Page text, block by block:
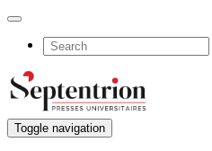
Toggle navigation